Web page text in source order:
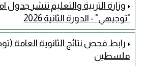
وزارة التربية والتعليم تنشر جدول
"توجيهي" - الدورة الثانية 2026
فلسطين